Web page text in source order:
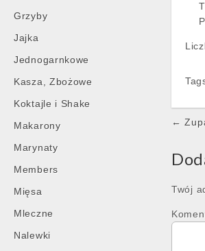
Grzyby
Jajka
Jednogarnkowe
Kasza, Zbożowe
Koktajle i Shake
Makarony
Marynaty
Members
Mięsa
Mleczne
Nalewki
Post
←
Twój